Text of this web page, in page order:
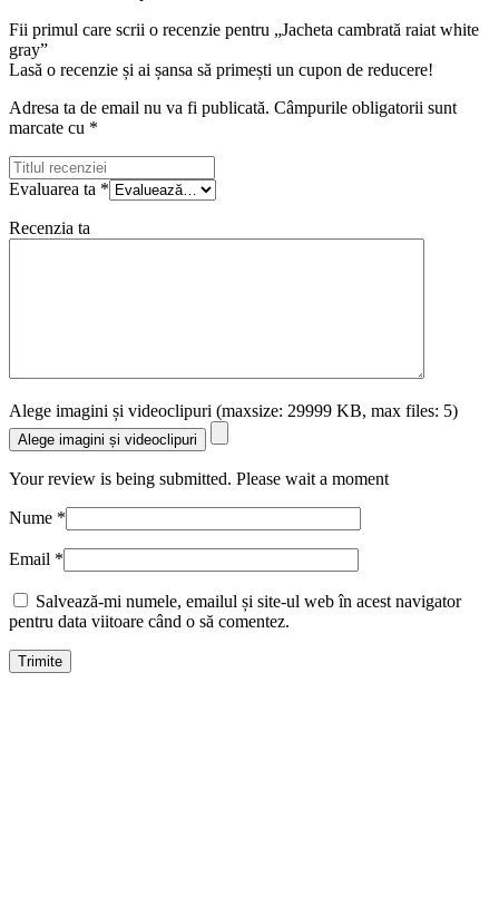
Fii primul care scrii o recenzie pentru „Jacheta cambrată raiat white
gray”
Lasă o recenzie și ai șansa să primești un cupon de reducere!
Adresa ta de email nu va fi publicată. Câmpurile obligatorii sunt
marcate cu *
Evaluarea ta *
Recenzia ta
Alege imagini și videoclipuri (maxsize: 29999 KB, max files: 5)
Alege imagini și videoclipuri
Your review is being submitted. Please wait a moment
Nume *
Email *
Salvează-mi numele, emailul și site-ul web în acest navigator
pentru data viitoare când o să comentez.